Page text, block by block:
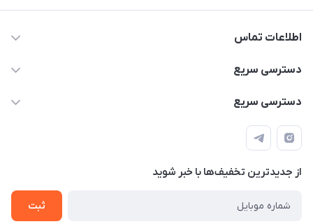
اطلاعات تماس
۰۹۳۵۶۰۴۰۳۶۵
سیمای ورزش
دسترسی سریع
اسکیت فلایینگ ایگل
اسکیت دخترانه
دسترسی سریع
اسکوتر برقی دخترانه
اسکیت روسز
اسکوتر
از جدید‌ترین تخفیف‌ها با‌ خبر شوید
ثبت